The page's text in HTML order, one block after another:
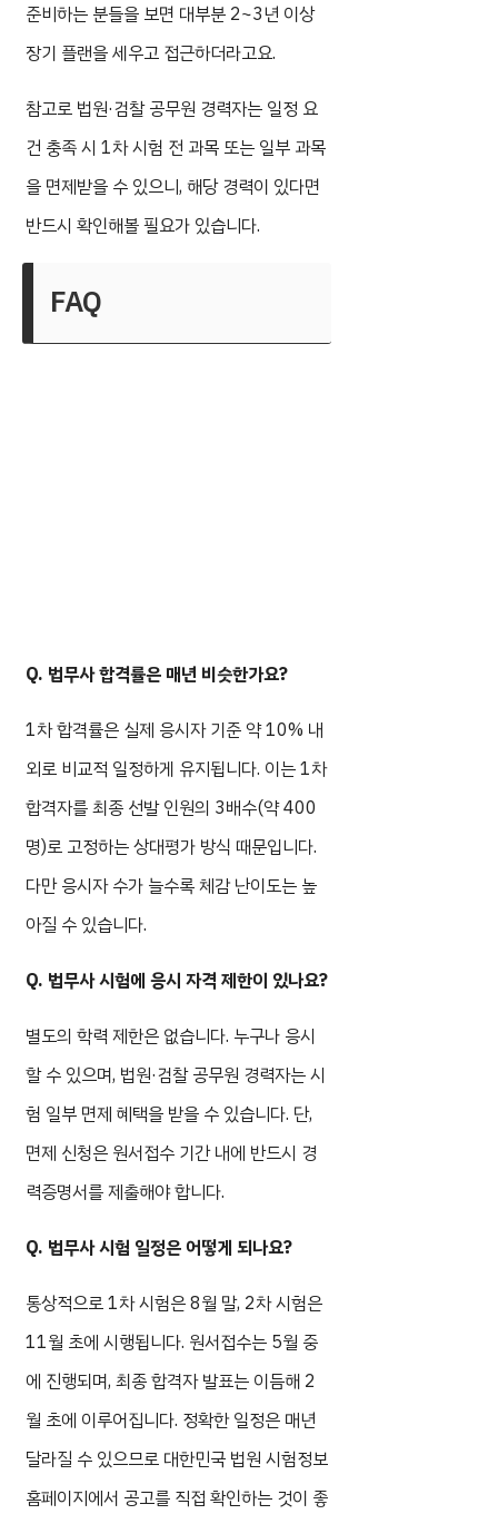
준비하는 분들을 보면 대부분 2~3년 이상
장기 플랜을 세우고 접근하더라고요.
참고로 법원·검찰 공무원 경력자는 일정 요
건 충족 시 1차 시험 전 과목 또는 일부 과목
을 면제받을 수 있으니, 해당 경력이 있다면
반드시 확인해볼 필요가 있습니다.
FAQ
Q. 법무사 합격률은 매년 비슷한가요?
1차 합격률은 실제 응시자 기준 약 10% 내
외로 비교적 일정하게 유지됩니다. 이는 1차
합격자를 최종 선발 인원의 3배수(약 400
명)로 고정하는 상대평가 방식 때문입니다.
다만 응시자 수가 늘수록 체감 난이도는 높
아질 수 있습니다.
Q. 법무사 시험에 응시 자격 제한이 있나요?
별도의 학력 제한은 없습니다. 누구나 응시
할 수 있으며, 법원·검찰 공무원 경력자는 시
험 일부 면제 혜택을 받을 수 있습니다. 단,
면제 신청은 원서접수 기간 내에 반드시 경
력증명서를 제출해야 합니다.
Q. 법무사 시험 일정은 어떻게 되나요?
통상적으로 1차 시험은 8월 말, 2차 시험은
11월 초에 시행됩니다. 원서접수는 5월 중
에 진행되며, 최종 합격자 발표는 이듬해 2
월 초에 이루어집니다. 정확한 일정은 매년
달라질 수 있으므로 대한민국 법원 시험정보
홈페이지에서 공고를 직접 확인하는 것이 좋